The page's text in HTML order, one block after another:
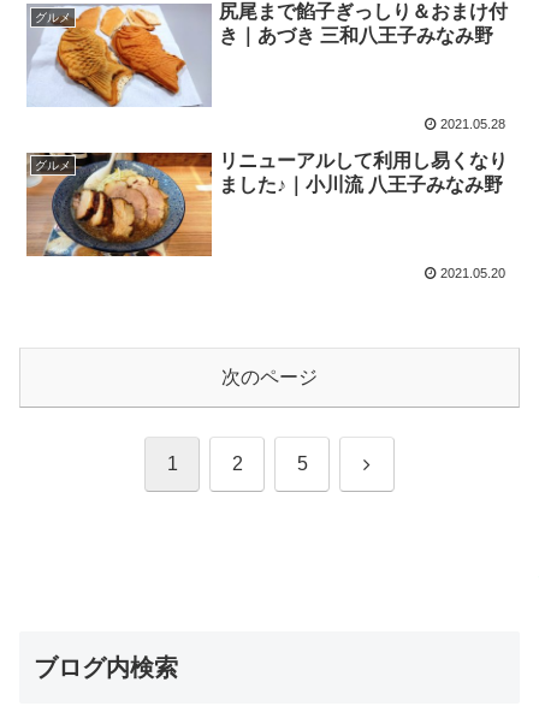
グルメ
尻尾まで餡子ぎっしり＆おまけ付
き｜あづき 三和八王子みなみ野
2021.05.28
グルメ
リニューアルして利用し易くなり
ました♪｜小川流 八王子みなみ野
2021.05.20
次のページ
1 2 5 次
ブログ内検索